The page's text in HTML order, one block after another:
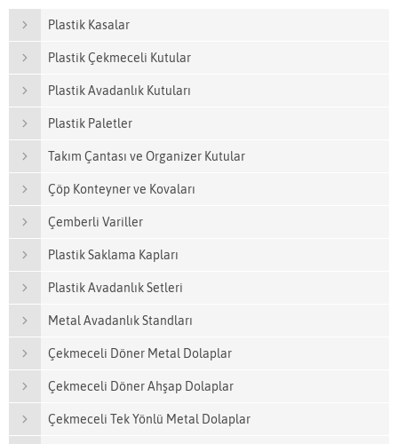
Plastik Kasalar
Plastik Çekmeceli Kutular
Plastik Avadanlık Kutuları
Plastik Paletler
Takım Çantası ve Organizer Kutular
Çöp Konteyner ve Kovaları
Çemberli Variller
Plastik Saklama Kapları
Plastik Avadanlık Setleri
Metal Avadanlık Standları
Çekmeceli Döner Metal Dolaplar
Çekmeceli Döner Ahşap Dolaplar
Çekmeceli Tek Yönlü Metal Dolaplar